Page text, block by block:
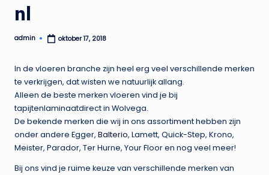
nl
Geplaatst
admin oktober 17, 2018
In de vloeren branche zijn heel erg veel verschillende merken
te verkrijgen, dat wisten we natuurlijk allang.
Alleen de beste merken vloeren vind je bij
tapijtenlaminaatdirect in Wolvega.
De bekende merken die wij in ons assortiment hebben zijn
onder andere Egger, Balterio, Lamett, Quick-Step, Krono,
Meister, Parador, Ter Hurne, Your Floor en nog veel meer!
Bij ons vind je ruime keuze van verschillende merken van